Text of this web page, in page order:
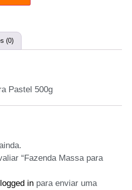
(0)
Pastel 500g
“Fazenda Massa para
logged in para enviar uma